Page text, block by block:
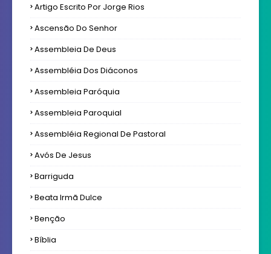
Artigo Escrito Por Jorge Rios
Ascensão Do Senhor
Assembleia De Deus
Assembléia Dos Diáconos
Assembleia Paróquia
Assembleia Paroquial
Assembléia Regional De Pastoral
Avós De Jesus
Barriguda
Beata Irmã Dulce
Benção
Bíblia